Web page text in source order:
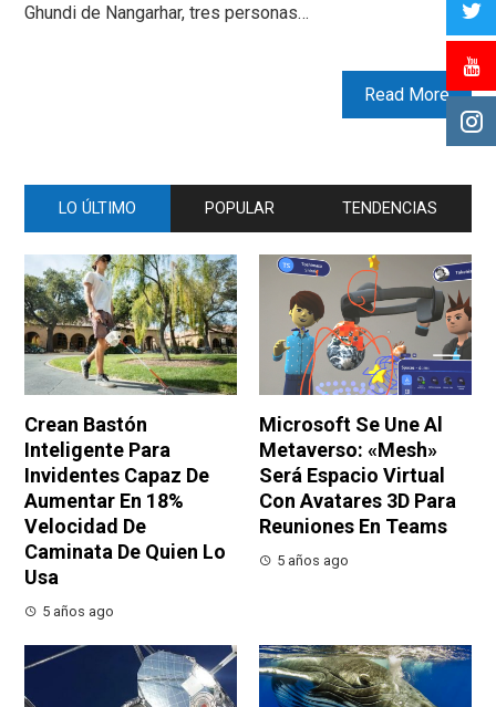
Ghundi de Nangarhar, tres personas…
Read More
LO ÚLTIMO POPULAR TENDENCIAS
Crean Bastón
Inteligente Para
Invidentes Capaz De
Aumentar En 18%
Velocidad De
Caminata De Quien Lo
Usa
5 años ago
Microsoft Se Une Al
Metaverso: «Mesh»
Será Espacio Virtual
Con Avatares 3D Para
Reuniones En Teams
5 años ago